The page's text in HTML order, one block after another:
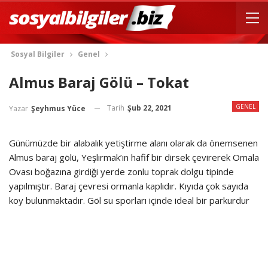
Sosyal Bilgiler Genel
Almus Baraj Gölü – Tokat
GENEL
Yazar Şeyhmus Yüce Tarih Şub 22, 2021
Günümüzde bir alabalık yetiştirme alanı olarak da önemsenen
Almus baraj gölü, Yeşlırmak’ın hafif bir dirsek çevirerek Omala
Ovası boğazına girdiği yerde zonlu toprak dolgu tipinde
yapılmıştır. Baraj çevresi ormanla kaplıdır. Kıyıda çok sayıda
koy bulunmaktadır. Göl su sporları içinde ideal bir parkurdur